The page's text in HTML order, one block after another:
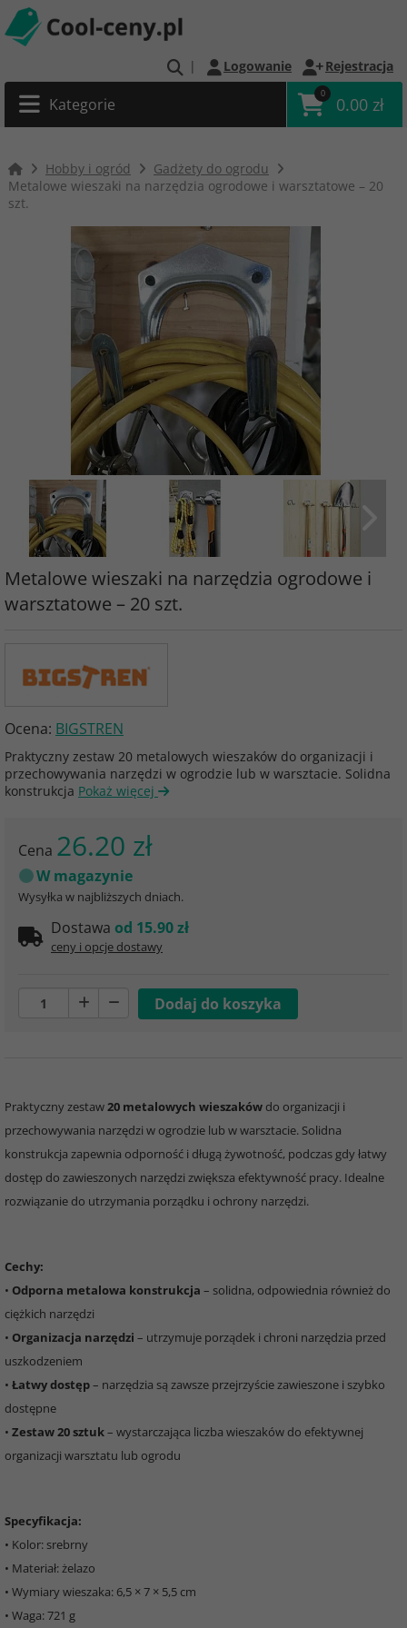
| Logowanie Rejestracja
Kategorie
0
0.00 zł
Hobby i ogród
Gadżety do ogrodu
Metalowe wieszaki na narzędzia ogrodowe i warsztatowe – 20
szt.
Metalowe wieszaki na narzędzia ogrodowe i
warsztatowe – 20 szt.
Ocena: BIGSTREN
Praktyczny zestaw 20 metalowych wieszaków do organizacji i
przechowywania narzędzi w ogrodzie lub w warsztacie. Solidna
konstrukcja Pokaż więcej
Cena 26.20 zł
W magazynie
Wysyłka w najbliższych dniach.
Dostawa od 15.90 zł
ceny i opcje dostawy
Praktyczny zestaw20 metalowych wieszaków do organizacji i
przechowywania narzędzi w ogrodzie lub w warsztacie. Solidna
konstrukcja zapewnia odporność i długą żywotność, podczas gdy łatwy
dostęp do zawieszonych narzędzi zwiększa efektywność pracy. Idealne
rozwiązanie do utrzymania porządku i ochrony narzędzi.
Cechy:
• Odporna metalowa konstrukcja – solidna, odpowiednia również do
ciężkich narzędzi
• Organizacja narzędzi – utrzymuje porządek i chroni narzędzia przed
uszkodzeniem
• Łatwy dostęp– narzędzia są zawsze przejrzyście zawieszone i szybko
dostępne
• Zestaw 20 sztuk– wystarczająca liczba wieszaków do efektywnej
organizacji warsztatu lub ogrodu
Specyfikacja:
• Kolor: srebrny
• Materiał: żelazo
• Wymiary wieszaka: 6,5 × 7 × 5,5 cm
• Waga: 721 g